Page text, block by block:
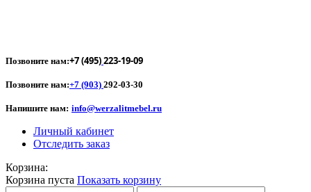
Позвоните нам:+7 (495)223-19-09
Позвоните нам:+7 (903) 292-03-30
Напишите нам: info@werzalitmebel.ru
Личный кабинет
Отследить заказ
Корзина:
Корзина пуста Показать корзину